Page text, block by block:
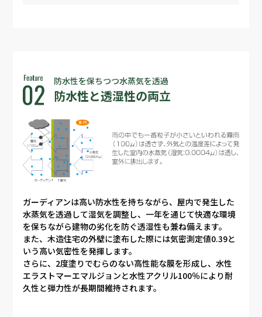
防水性を保ちつつ水蒸気を透過
防水性と透湿性の両立
ガーディアンは高い防水性を持ちながら、屋内で発生した
水蒸気を透過して湿気を調整し、一年を通じて快適な環境
を保ちながら建物の劣化を防ぐ透湿性も兼ね備えます。
また、木造住宅の外壁に塗布した際には気密測定値0.39と
いう高い気密性を発揮します。
さらに、2度塗りでむらのない高性能な膜を形成し、水性
エラストマーエマルジョンと水性アクリル100％により耐
久性と弾力性が長期間維持されます。